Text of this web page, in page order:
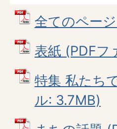
全てのペー
表紙 (PDFフ
特集 私たち
ル: 3.7MB)